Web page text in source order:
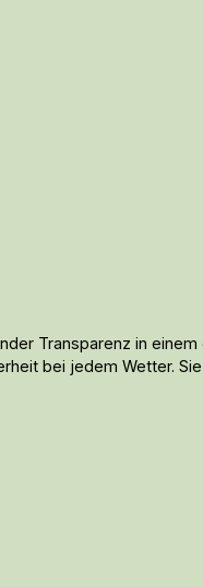
Transparenz in einem
bei jedem Wetter.